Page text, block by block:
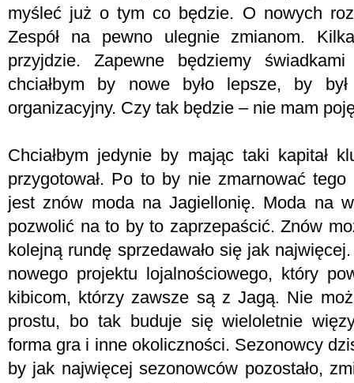
myśleć już o tym co będzie. O nowych
Zespół na pewno ulegnie zmianom.
przyjdzie. Zapewne będziemy
chciałbym by nowe było lepsze, by
organizacyjny. Czy tak będzie – nie mam
Chciałbym jedynie by mając taki kapitał
przygotował. Po to by nie zmarnować
jest znów moda na Jagiellonię. Moda na
pozwolić na to by to zaprzepaścić. Znów
kolejną rundę sprzedawało się jak
nowego projektu lojalnościowego, który
kibicom, którzy zawsze są z Jagą. Nie
prostu, bo tak buduje się wieloletnie
forma gra i inne okoliczności. Sezonowcy
by jak najwięcej sezonowców pozostało,